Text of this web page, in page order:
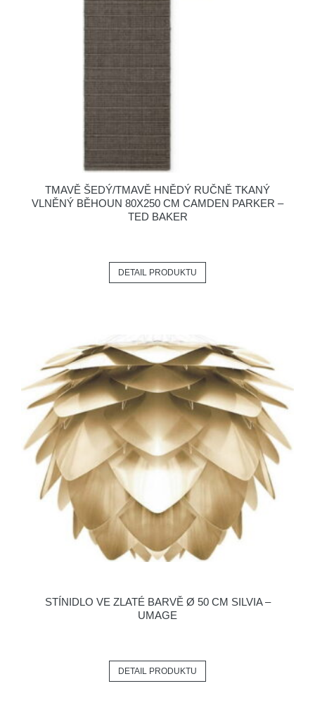
TMAVĚ ŠEDÝ/TMAVĚ HNĚDÝ RUČNĚ TKANÝ
VLNĚNÝ BĚHOUN 80X250 CM CAMDEN PARKER –
TED BAKER
DETAIL PRODUKTU
STÍNIDLO VE ZLATÉ BARVĚ Ø 50 CM SILVIA –
UMAGE
DETAIL PRODUKTU